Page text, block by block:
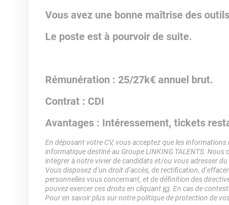
Vous avez une bonne maîtrise des
Le poste est à pourvoir de suite.
Rémunération : 25/27k€ annuel brut.
Contrat : CDI
Avantages : Intéressement, tickets
En déposant votre CV, vous acceptez que les
informatique destiné au Groupe LINKING TALENTS.
intégrer à notre vivier de candidats et/ou vous adresser
Vous disposez d’un droit d’accès, de rectification,
personnelles vous concernant, et de définition des
pouvez exercer ces droits en cliquantici. En cas de
Pour en savoir plus sur notre politique de protection de